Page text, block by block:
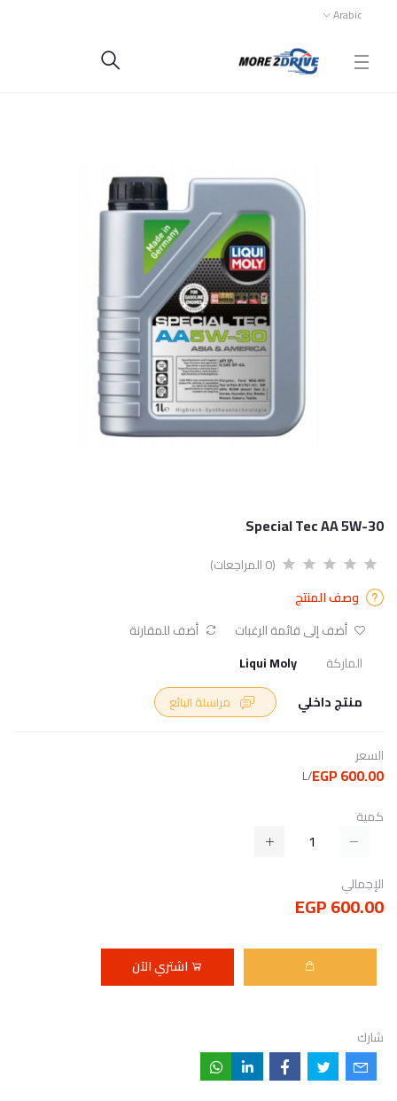
Arabic
Special Tec AA 5W-30
(0 المراجعات)
وصف المنتج
أضف إلى قائمة الرغبات
أضف للمقارنة
الماركة
Liqui Moly
منتج داخلي
السعر
600.00 EGP
/L
كمية
الإجمالي
600.00 EGP
اشتري الآن
شارك